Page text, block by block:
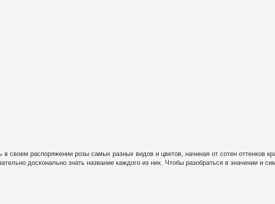
своем распоряжении розы самых разных видов и цветов, начиная от сотен оттенков
досконально знать название каждого из них. Чтобы разобраться в значении и